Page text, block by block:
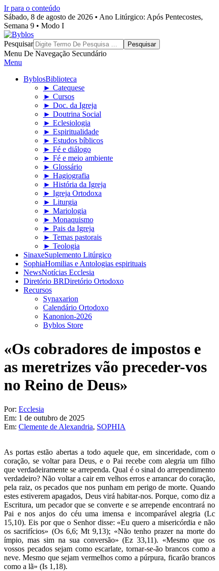
Ir para o conteúdo
Sábado, 8 de agosto de 2026 • Ano Litúrgico: Após Pentecostes,
Semana 9 • Modo I
Byblos
Pesquisar
Menu De Navegação Secundário
Menu
ByblosBiblioteca
► Catequese
► Cursos
► Doc. da Igreja
► Doutrina Social
► Eclesiologia
► Espiritualidade
► Estudos bíblicos
► Fé e diálogo
► Fé e meio ambiente
► Glossário
► Hagiografia
► História da Igreja
► Igreja Ortodoxa
► Liturgia
► Mariologia
► Monaquismo
► Pais da Igreja
► Temas pastorais
► Teologia
SinaxeSuplemento Litúrgico
SophiaHomilias e Antologias espirituais
NewsNotícias Ecclesia
Diretório BRDiretório Ortodoxo
Recursos
Synaxarion
Calendário Ortodoxo
Kanonion-2026
Byblos Store
«Os cobradores de impostos e
as meretrizes vão preceder-vos
no Reino de Deus»
Por: Ecclesia
Em: 1 de outubro de 2025
Em: Clemente de Alexandria, SOPHIA
As portas estão abertas a todo aquele que, em sinceridade, com o
coração, se voltar para Deus, e o Pai recebe com alegria um filho
que verdadeiramente se arrependa. Qual é o sinal do arrependimento
verdadeiro? Não voltar a cair em velhos erros e arrancar do coração,
pela raiz, os pecados que nos punham em perigo de morte. Quando
estes estiverem apagados, Deus virá habitar-nos. Porque, como diz a
Escritura, um pecador que se converte e se arrepende encontrará no
Pai e nos anjos do céu uma imensa e incomparável alegria (Lc
15,10). Eis por que o Senhor disse: «Eu quero a misericórdia e não
os sacrifícios» (Os 6,6; Mt 9,13); «Não tenho prazer na morte do
ímpio, mas sim na sua conversão» (Ez 33,11). «Mesmo que os
vossos pecados sejam como escarlate, tornar-se-ão brancos como a
neve. Mesmo que sejam vermelhos como a púrpura, ficarão brancos
como a lã» (Is 1,18).